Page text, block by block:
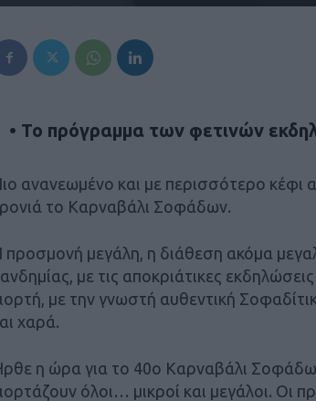
• Το πρόγραμμα των φετινών
ανανεωμένο και με περισσότερο κέφι
το Καρναβάλι Σοφάδων.
προσμονή μεγάλη, η διάθεση ακόμα
με τις αποκριάτικες
με την γνωστή αυθεντική
χαρά.
η ώρα για το 40ο Καρναβάλι
όλοι… μικροί και μεγάλοι. Οι